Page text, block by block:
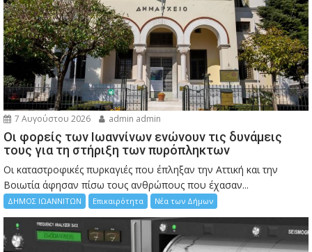
7 Αυγούστου 2026 admin admin
Οι φορείς των Ιωαννίνων ενώνουν τις δυνάμεις
τους για τη στήριξη των πυρόπληκτων
Οι καταστροφικές πυρκαγιές που έπληξαν την Αττική και την
Bοιωτία άφησαν πίσω τους ανθρώπους που έχασαν...
ΔΗΜΟΣ ΙΩΑΝΝΙΤΩΝ Επικαιρότητα Νέα των Δήμων